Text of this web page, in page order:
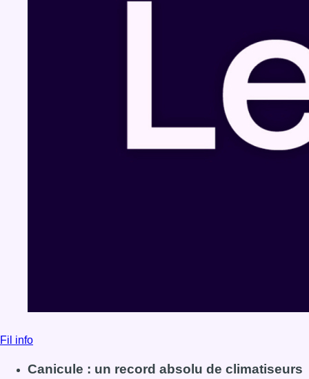
Fil info
Canicule : un record absolu de climatiseurs